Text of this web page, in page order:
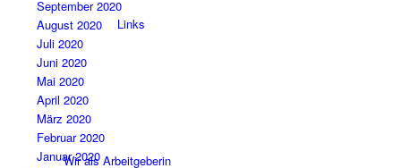
Links
Wir als Arbeitgeberin
September 2020
August 2020
Juli 2020
Juni 2020
Mai 2020
April 2020
März 2020
Februar 2020
Januar 2020